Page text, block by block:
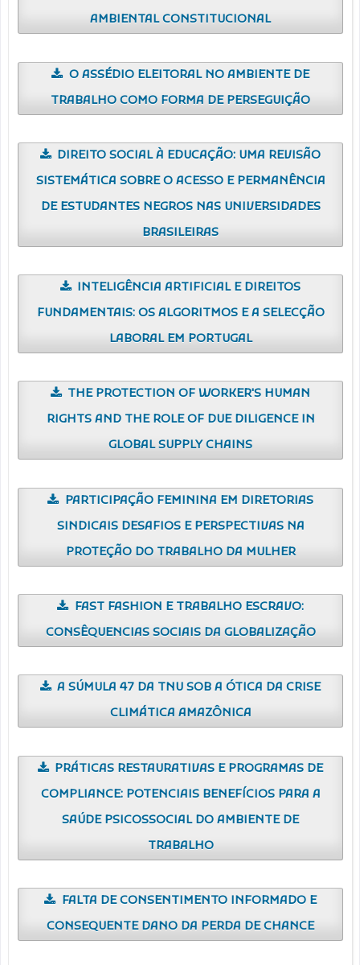
AMBIENTAL CONSTITUCIONAL
O ASSÉDIO ELEITORAL NO AMBIENTE DE
TRABALHO COMO FORMA DE PERSEGUIÇÃO
DIREITO SOCIAL À EDUCAÇÃO: UMA REVISÃO
SISTEMÁTICA SOBRE O ACESSO E PERMANÊNCIA
DE ESTUDANTES NEGROS NAS UNIVERSIDADES
BRASILEIRAS
INTELIGÊNCIA ARTIFICIAL E DIREITOS
FUNDAMENTAIS: OS ALGORITMOS E A SELECÇÃO
LABORAL EM PORTUGAL
THE PROTECTION OF WORKER'S HUMAN
RIGHTS AND THE ROLE OF DUE DILIGENCE IN
GLOBAL SUPPLY CHAINS
PARTICIPAÇÃO FEMININA EM DIRETORIAS
SINDICAIS DESAFIOS E PERSPECTIVAS NA
PROTEÇÃO DO TRABALHO DA MULHER
FAST FASHION E TRABALHO ESCRAVO:
CONSÊQUENCIAS SOCIAIS DA GLOBALIZAÇÃO
A SÚMULA 47 DA TNU SOB A ÓTICA DA CRISE
CLIMÁTICA AMAZÔNICA
PRÁTICAS RESTAURATIVAS E PROGRAMAS DE
COMPLIANCE: POTENCIAIS BENEFÍCIOS PARA A
SAÚDE PSICOSSOCIAL DO AMBIENTE DE
TRABALHO
FALTA DE CONSENTIMENTO INFORMADO E
CONSEQUENTE DANO DA PERDA DE CHANCE